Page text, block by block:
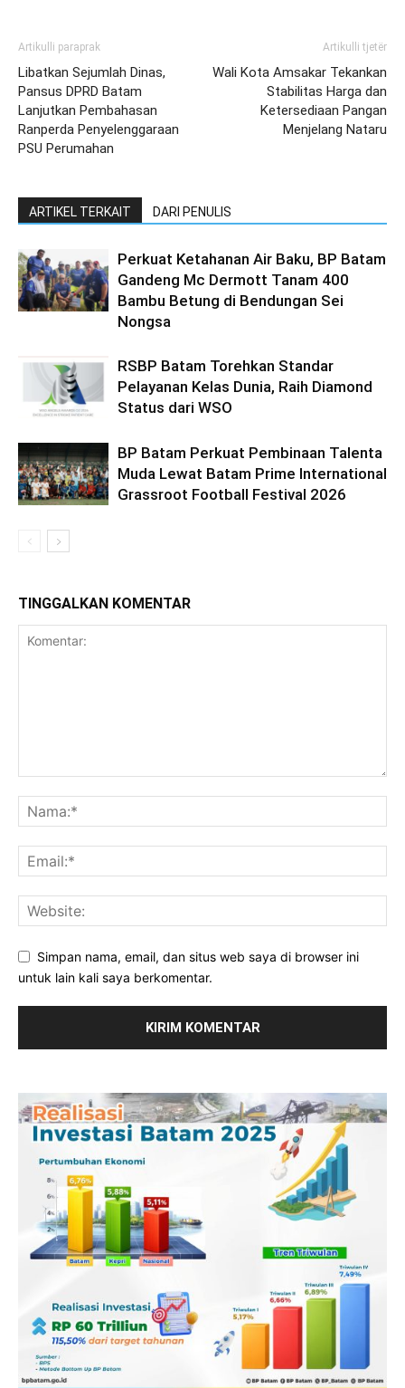
Artikulli paraprak
Libatkan Sejumlah Dinas,
Pansus DPRD Batam
Lanjutkan Pembahasan
Ranperda Penyelenggaraan
PSU Perumahan
Artikulli tjetër
Wali Kota Amsakar Tekankan
Stabilitas Harga dan
Ketersediaan Pangan
Menjelang Nataru
ARTIKEL TERKAIT DARI PENULIS
Perkuat Ketahanan Air Baku, BP Batam
Gandeng Mc Dermott Tanam 400
Bambu Betung di Bendungan Sei
Nongsa
RSBP Batam Torehkan Standar
Pelayanan Kelas Dunia, Raih Diamond
Status dari WSO
BP Batam Perkuat Pembinaan Talenta
Muda Lewat Batam Prime International
Grassroot Football Festival 2026
TINGGALKAN KOMENTAR
Simpan nama, email, dan situs web saya di browser ini
untuk lain kali saya berkomentar.